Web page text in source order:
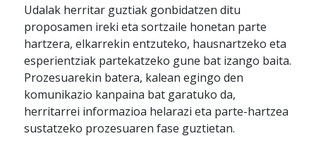
Udalak herritar guztiak gonbidatzen ditu
proposamen ireki eta sortzaile honetan parte
hartzera, elkarrekin entzuteko, hausnartzeko eta
esperientziak partekatzeko gune bat izango baita.
Prozesuarekin batera, kalean egingo den
komunikazio kanpaina bat garatuko da,
herritarrei informazioa helarazi eta parte-hartzea
sustatzeko prozesuaren fase guztietan.